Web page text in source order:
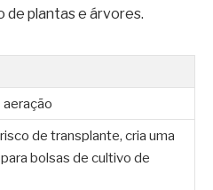
de plantas e árvores.
de transplante, cria uma
bolsas de cultivo de